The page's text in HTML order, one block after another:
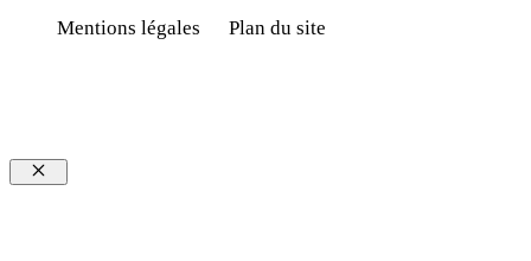
Mentions légales
Plan du site
Fermer